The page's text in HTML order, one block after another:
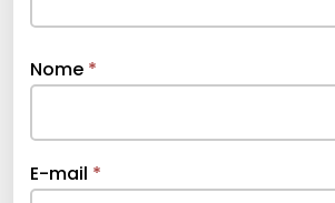
Nome *
E-mail *